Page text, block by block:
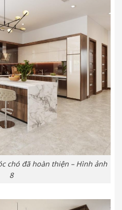
chó đã hoàn thiện – Hình ảnh
8